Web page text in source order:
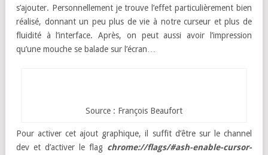
s’ajouter. Personnellement je trouve l’effet particulièrement bien
réalisé, donnant un peu plus de vie à notre curseur et plus de
fluidité à l’interface. Après, on peut aussi avoir l’impression
qu’une mouche se balade sur l’écran…
Source : François Beaufort
Pour activer cet ajout graphique, il suffit d’être sur le channel
dev et d’activer le flag chrome://flags/#ash-enable-cursor-